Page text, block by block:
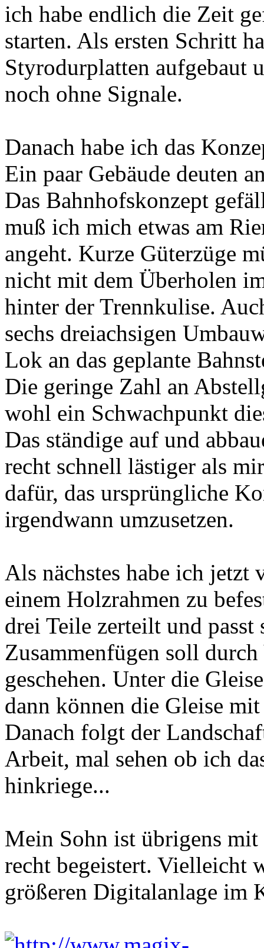
ich habe endlich die Zeit
starten. Als ersten Schritt
Styrodurplatten aufgebaut
noch ohne Signale.
Danach habe ich das
Ein paar Gebäude deuten
Das Bahnhofskonzept
muß ich mich etwas am
angeht. Kurze Güterzüge
nicht mit dem Überholen
hinter der Trennkulise.
sechs dreiachsigen
Lok an das geplante
Die geringe Zahl an
wohl ein Schwachpunkt
Das ständige auf und
recht schnell lästiger als
dafür, das ursprüngliche
irgendwann umzusetzen.
Als nächstes habe ich
einem Holzrahmen zu
drei Teile zerteilt und
Zusammenfügen soll
geschehen. Unter die
dann können die Gleise
Danach folgt der
Arbeit, mal sehen ob ich
hinkriege...
Mein Sohn ist übrigens mit
recht begeistert. Vielleicht
größeren Digitalanlage im